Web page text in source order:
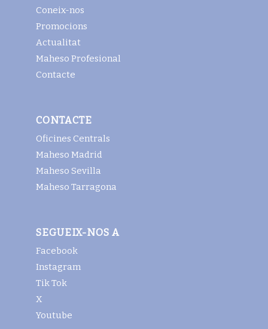
Coneix-nos
Promocions
Actualitat
Maheso Profesional
Contacte
CONTACTE
Oficines Centrals
Maheso Madrid
Maheso Sevilla
Maheso Tarragona
SEGUEIX-NOS A
Facebook
Instagram
Tik Tok
X
Youtube